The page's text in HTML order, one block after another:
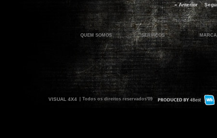
« Anterior
QUEM SOMOS SERVIÇOS
VISUAL 4X4 | Todos os direitos reservados'09